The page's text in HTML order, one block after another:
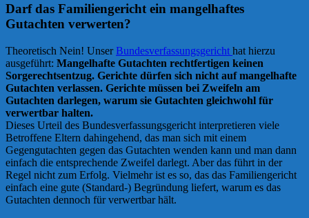
Darf das Familiengericht ein mangelhaftes
Gutachten verwerten?
Theoretisch Nein! UnserBundesverfassungsgericht hat hierzu
ausgeführt: Mangelhafte Gutachten rechtfertigen keinen
Sorgerechtsentzug. Gerichte dürfen sich nicht auf mangelhafte
Gutachten verlassen. Gerichte müssen bei Zweifeln am
Gutachten darlegen, warum sie Gutachten gleichwohl für
verwertbar halten.
Dieses Urteil des Bundesverfassungsgericht interpretieren viele
Betroffene Eltern dahingehend, das man sich mit einem
Gegengutachten gegen das Gutachten wenden kann und man dann
einfach die entsprechende Zweifel darlegt. Aber das führt in der
Regel nicht zum Erfolg. Vielmehr ist es so, das das Familiengericht
einfach eine gute (Standard-) Begründung liefert, warum es das
Gutachten dennoch für verwertbar hält.